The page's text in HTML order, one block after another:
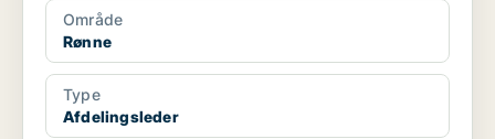
Område
Rønne
Type
Afdelingsleder